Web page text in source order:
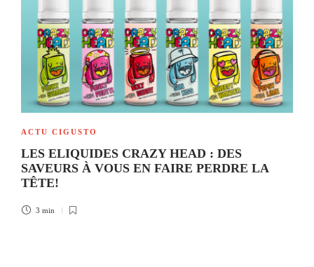
ACTU CIGUSTO
LES ELIQUIDES CRAZY HEAD : DES
SAVEURS À VOUS EN FAIRE PERDRE LA
TÊTE!
3 min